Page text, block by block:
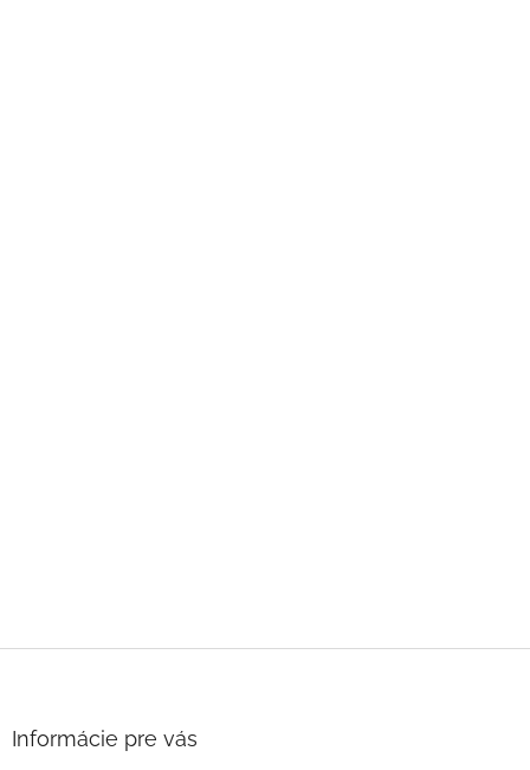
Informácie pre vás